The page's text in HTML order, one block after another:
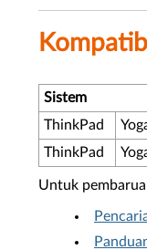
Sistem
ThinkPad
ThinkPad
Untuk